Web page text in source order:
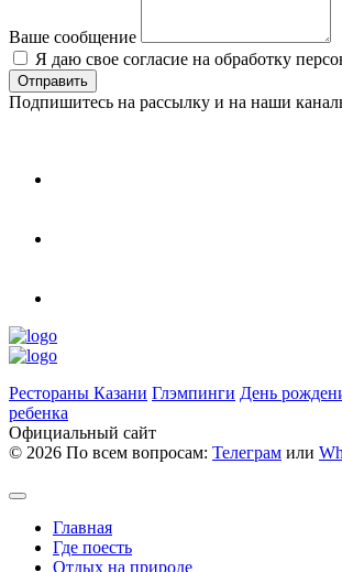
Ваше сообщение
Я даю свое согласие на обработку
Подпишитесь на рассылку и на наши
Рестораны Казани Глэмпинги День
ребенка
Официальный сайт
© 2026 По всем вопросам: Телеграм или
Главная
Где поесть
Отдых на природе